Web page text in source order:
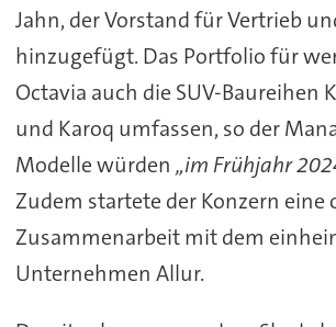
Jahn, der Vorstand für Vertrieb
hinzugefügt. Das Portfolio für
Octavia auch die SUV-Baureihen
und Karoq umfassen, so der
Modelle würden „im Frühjahr
Zudem startete der Konzern eine
Zusammenarbeit mit dem
Unternehmen Allur.